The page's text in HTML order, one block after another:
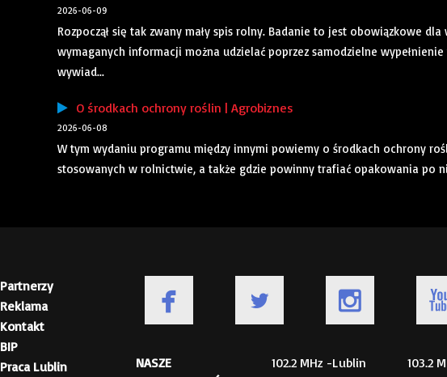
2026-06-09
Rozpoczął się tak zwany mały spis rolny. Badanie to jest obowiązkowe
wymaganych informacji można udzielać poprzez samodzielne
wywiad...
O środkach ochrony roślin | Agrobiznes
2026-06-08
W tym wydaniu programu między innymi powiemy o środkach ochrony
stosowanych w rolnictwie, a także gdzie powinny trafiać opakowania po
Partnerzy
Reklama
Kontakt
BIP
Praca Lublin
NASZE
102.2 MHz -Lublin
103.2